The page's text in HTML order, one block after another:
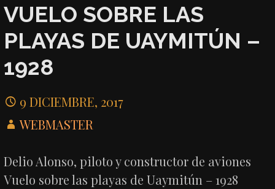
VUELO SOBRE LAS
PLAYAS DE UAYMITÚN –
1928
9 DICIEMBRE, 2017
WEBMASTER
Delio Alonso, piloto y constructor de aviones
Vuelo sobre las playas de Uaymitún – 1928